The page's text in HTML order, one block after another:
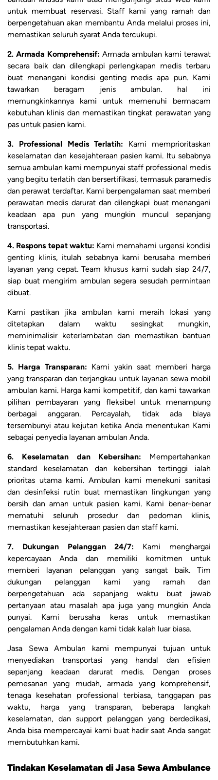
untuk membuat reservasi. Staff kami yang ramah dan
berpengetahuan akan membantu Anda melalui proses ini,
memastikan seluruh syarat Anda tercukupi.
2. Armada Komprehensif: Armada ambulan kami terawat
secara baik dan dilengkapi perlengkapan medis terbaru
buat menangani kondisi genting medis apa pun. Kami
tawarkan beragam jenis ambulan. hal ini
memungkinkannya kami untuk memenuhi bermacam
kebutuhan klinis dan memastikan tingkat perawatan yang
pas untuk pasien kami.
3. Professional Medis Terlatih: Kami memprioritaskan
keselamatan dan kesejahteraan pasien kami. Itu sebabnya
semua ambulan kami mempunyai staff professional medis
yang begitu terlatih dan bersertifikasi, termasuk paramedis
dan perawat terdaftar. Kami berpengalaman saat memberi
perawatan medis darurat dan dilengkapi buat menangani
keadaan apa pun yang mungkin muncul sepanjang
transportasi.
4. Respons tepat waktu: Kami memahami urgensi kondisi
genting klinis, itulah sebabnya kami berusaha memberi
layanan yang cepat. Team khusus kami sudah siap 24/7,
siap buat mengirim ambulan segera sesudah permintaan
dibuat.
Kami pastikan jika ambulan kami meraih lokasi yang
ditetapkan dalam waktu sesingkat mungkin,
meminimalisir keterlambatan dan memastikan bantuan
klinis tepat waktu.
5. Harga Transparan: Kami yakin saat memberi harga
yang transparan dan terjangkau untuk layanan sewa mobil
ambulan kami. Harga kami kompetitif, dan kami tawarkan
pilihan pembayaran yang fleksibel untuk menampung
berbagai anggaran. Percayalah, tidak ada biaya
tersembunyi atau kejutan ketika Anda menentukan Kami
sebagai penyedia layanan ambulan Anda.
6. Keselamatan dan Kebersihan: Mempertahankan
standard keselamatan dan kebersihan tertinggi ialah
prioritas utama kami. Ambulan kami menekuni sanitasi
dan desinfeksi rutin buat memastikan lingkungan yang
bersih dan aman untuk pasien kami. Kami benar-benar
mematuhi seluruh prosedur dan pedoman klinis,
memastikan kesejahteraan pasien dan staff kami.
7. Dukungan Pelanggan 24/7: Kami menghargai
kepercayaan Anda dan memiliki komitmen untuk
memberi layanan pelanggan yang sangat baik. Tim
dukungan pelanggan kami yang ramah dan
berpengetahuan ada sepanjang waktu buat jawab
pertanyaan atau masalah apa juga yang mungkin Anda
punyai. Kami berusaha keras untuk memastikan
pengalaman Anda dengan kami tidak kalah luar biasa.
Jasa Sewa Ambulan kami mempunyai tujuan untuk
menyediakan transportasi yang handal dan efisien
sepanjang keadaan darurat medis. Dengan proses
pemesanan yang mudah, armada yang komprehensif,
tenaga kesehatan professional terbiasa, tanggapan pas
waktu, harga yang transparan, beberapa langkah
keselamatan, dan support pelanggan yang berdedikasi,
Anda bisa mempercayai kami buat hadir saat Anda sangat
membutuhkan kami.
Tindakan Keselamatan di Jasa Sewa Ambulance